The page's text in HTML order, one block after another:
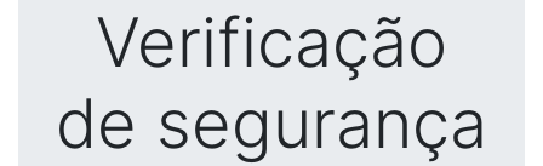
Verificação
de segurança